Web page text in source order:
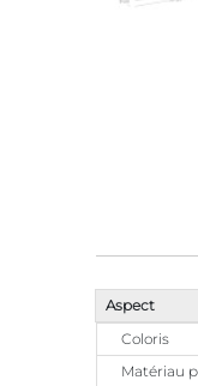
Aspect
Coloris
Matériau